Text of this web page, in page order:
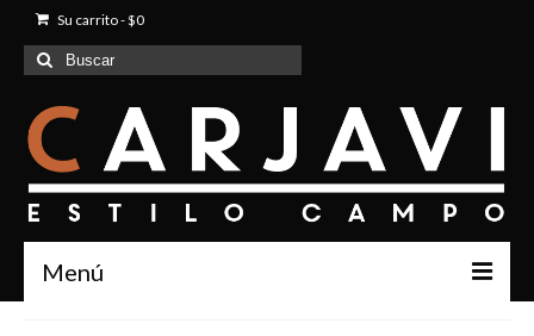
Su carrito-$0
Buscar
por:
Menú